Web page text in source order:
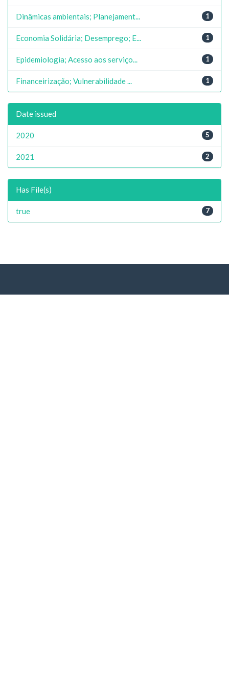
1
Dinâmicas ambientais; Planejament...
1
Economia Solidária; Desemprego; E...
1
Epidemiologia; Acesso aos serviço...
1
Financeirização; Vulnerabilidade ...
Date issued
5
2020
2
2021
Has File(s)
7
true